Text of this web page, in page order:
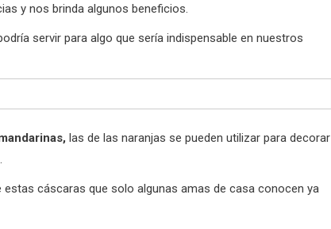
y nos brinda algunos beneficios.
servir para algo que sería indispensable en nuestros
las de las naranjas se pueden utilizar para decorar
cáscaras que solo algunas amas de casa conocen ya